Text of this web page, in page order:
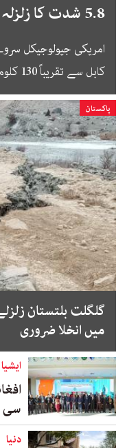
5.8 شدت کا زلزلہ
کابل سے تقریباً 130 کلومیٹر شمال مشرق میں آیا۔
پاکستان
گلگلت بلتستان
میں انخلا ضروری
ایشیا
سی
دنیا